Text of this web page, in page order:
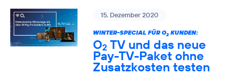
15. Dezember 2020
WINTER-SPECIAL FÜR O2KUNDEN:
O2 TV und das neue
Pay-TV-Paket ohne
Zusatzkosten testen